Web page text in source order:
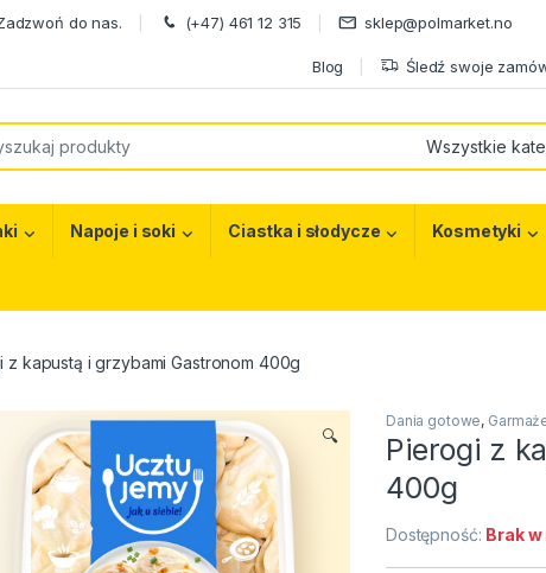
do nas. (+47) 461 12 315 sklep@polmarket.no
Blog Śledź swoje
for:
Napoje i soki Ciastka i słodycze Kosmetyki
z kapustą i grzybami Gastronom 400g
🔍
Dania gotowe,
Pierogi z
400g
Dostępność: Brak